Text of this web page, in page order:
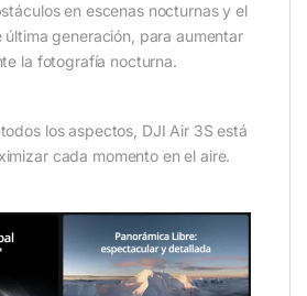
en escenas nocturnas y el
última generación, para aumentar
la fotografía nocturna.
los aspectos, DJI Air 3S está
cada momento en el aire.